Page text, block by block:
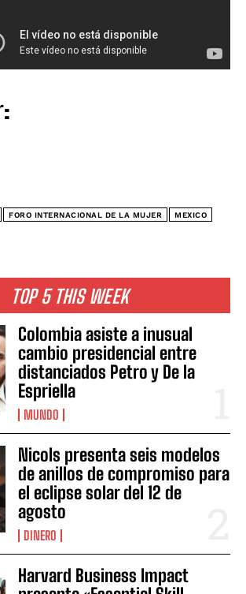
TOP 5 THIS WEEK
Colombia asiste a inusual
cambio presidencial entre
distanciados Petro y De la
Espriella
MUNDO
Nicols presenta seis modelos
de anillos de compromiso para
el eclipse solar del 12 de
agosto
DINERO
Harvard Business Impact
FORO INTERNACIONAL DE LA MUJER MEXICO